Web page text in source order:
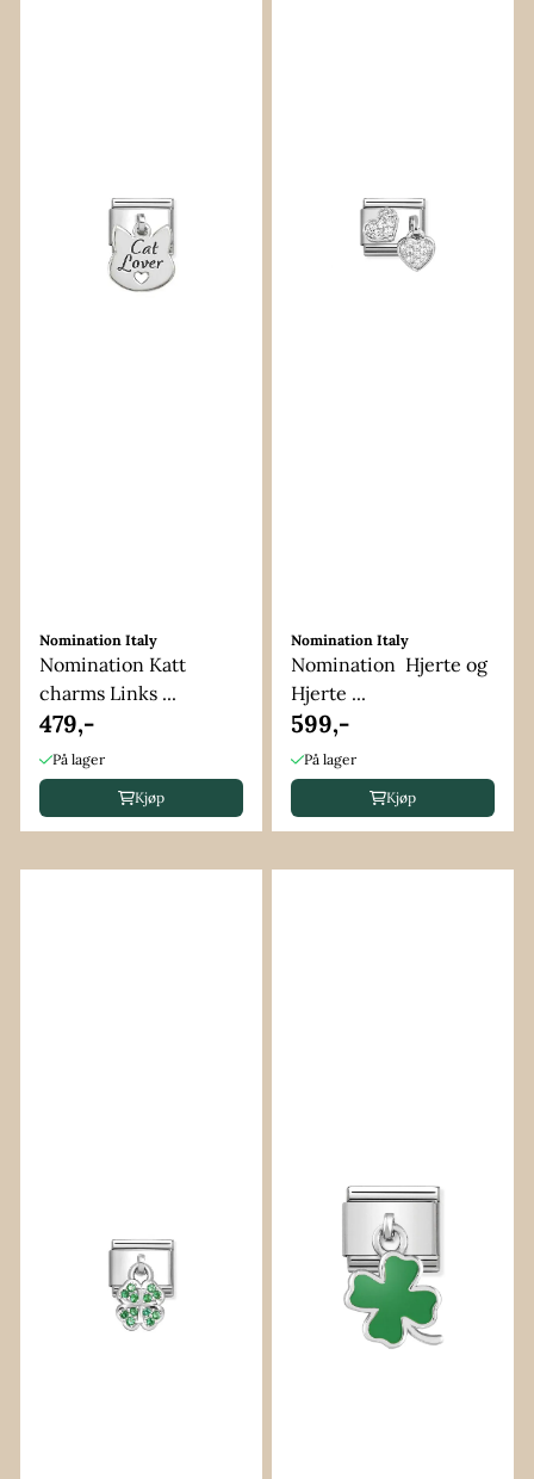
Nomination Italy
Nomination Katt
charms Links ...
479,-
På lager
Kjøp
Nomination Italy
Nomination Hjerte og
Hjerte ...
599,-
På lager
Kjøp